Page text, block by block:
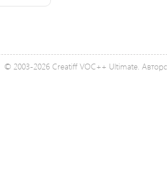
© 2003-2026 Creatiff VOC++ Ultimate.